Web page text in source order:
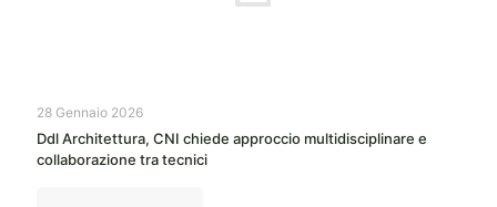
28 Gennaio 2026
Ddl Architettura, CNI chiede approccio multidisciplinare e
collaborazione tra tecnici